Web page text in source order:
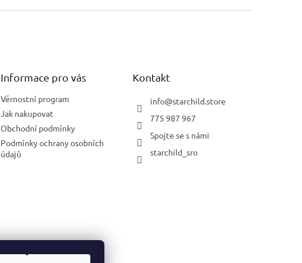
Informace pro vás
Věrnostní program
Jak nakupovat
Obchodní podmínky
Podmínky ochrany osobních
údajů
Kontakt
info@starchild.store
775 987 967
Spojte se s námi
starchild_sro